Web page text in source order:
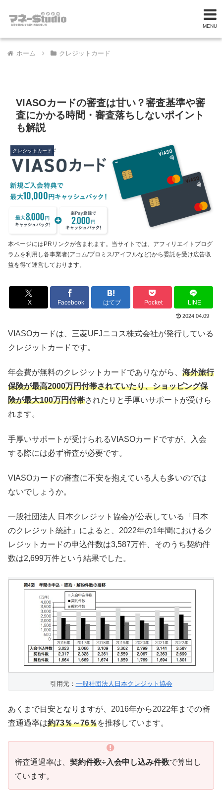
MENU
ホーム クレジットカード
VIASOカードの審査は甘い？審査基準や審
査にかかる時間・審査落ちしないポイント
も解説
本ページにはPRリンクが含まれます。当サイトでは、アフィリエイトプログ
ラムを利用し各事業者(アコム/プロミス/アイフルなど)から委託を受け広告収
益を得て運営しております。
クレジットカード
X Facebook はてブ Pocket LINE
2024.04.09
VIASOカードは、三菱UFJニコス株式会社が発行している
クレジットカードです。
年会費が無料のクレジットカードでありながら、 海外旅行
保険が最高2000万円付帯されていたり、ショッピング保
険が最大100万円付帯されたりと手厚いサポートが受けら
れます。
手厚いサポートが受けられるVIASOカードですが、入会
する際には必ず審査が必要です。
VIASOカードの審査に不安を抱えている人も多いのでは
ないでしょうか。
一般社団法人 日本クレジット協会が公表している「日本
のクレジット統計」によると、2022年の1年間におけるク
レジットカードの申込件数は3,587万件、そのうち契約件
数は2,699万件という結果でした。
引用元： 一般社団法人日本クレジット協会
あくまで目安となりますが、2016年から2022年までの審
査通過率は約73％～76％を推移しています。
審査通過率は、 契約件数÷入会申し込み件数で算出し
ています。